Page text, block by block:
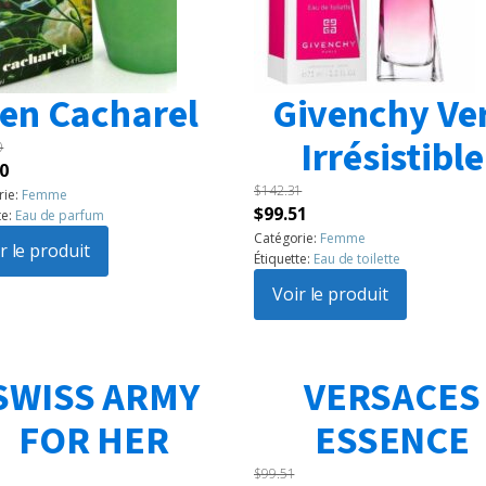
Cacharel
Le
prix
actuel
est :
$99.50.
Femme
Eau de parfum
le produit
Givenchy
Irrésistible
$142.31
Le
prix
initial
était :
$142.31.
$99.51
prix
actuel
est :
$99.51.
Catégorie: Femme
Étiquette: Eau de toilette
Voir le produit
ARMY
FOR HER
VERSACES
ESSENCE
$99.51